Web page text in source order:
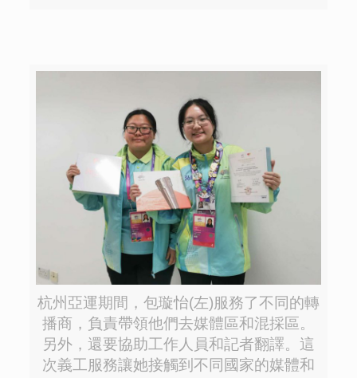
杭州亞運期間，包璇怡(左)服務了不同的轉
播商，負責帶領他們去媒體區和混採區。
另外，還要協助工作人員和記者翻譯。這
次義工服務讓她接觸到不同國家的媒體和